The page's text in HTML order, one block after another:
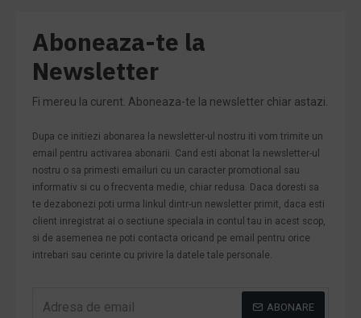
Aboneaza-te la
Newsletter
Fi mereu la curent. Aboneaza-te la newsletter chiar astazi.
Dupa ce initiezi abonarea la newsletter-ul nostru iti vom trimite un
email pentru activarea abonarii. Cand esti abonat la newsletter-ul
nostru o sa primesti emailuri cu un caracter promotional sau
informativ si cu o frecventa medie, chiar redusa. Daca doresti sa
te dezabonezi poti urma linkul dintr-un newsletter primit, daca esti
client inregistrat ai o sectiune speciala in contul tau in acest scop,
si de asemenea ne poti contacta oricand pe email pentru orice
intrebari sau cerinte cu privire la datele tale personale.
ABONARE